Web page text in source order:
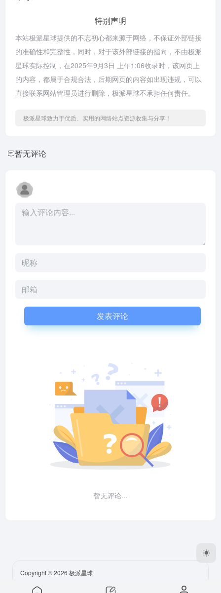
特别声明
本站极派星球提供的不忘初心都来源于网络，不保证外部链接
的准确性和完整性，同时，对于该外部链接的指向，不由极派
星球实际控制，在2025年9月3日 上午1:06收录时，该网页上
的内容，都属于合规合法，后期网页的内容如出现违规，可以
直接联系网站管理员进行删除，极派星球不承担任何责任。
极派星球致力于优质、实用的网络站点资源收集与分享！
暂无评论
发表评论
暂无评论...
Copyright © 2026 极派星球